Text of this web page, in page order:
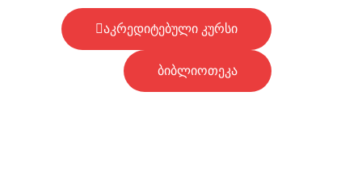
აკრედიტებული კურსი
ბიბლიოთეკა